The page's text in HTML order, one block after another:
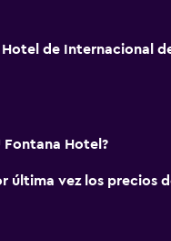
de Internacional
Fontana Hotel?
última vez los precios